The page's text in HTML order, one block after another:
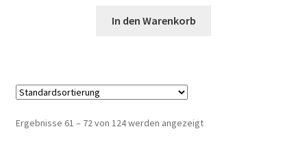
In den Warenkorb
Ergebnisse 61 – 72 von 124 werden angezeigt